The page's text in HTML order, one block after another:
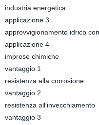
industria energetica
applicazione 3
approvvigionamento idrico
applicazione 4
imprese chimiche
vantaggio 1
resistenza alla corrosione
vantaggio 2
resistenza all′invecchiamento
vantaggio 3